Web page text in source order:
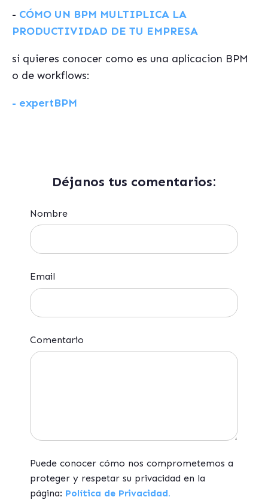
- CÓMO UN BPM MULTIPLICA LA
PRODUCTIVIDAD DE TU EMPRESA
si quieres conocer como es una aplicacion BPM
o de workflows:
- expertBPM
Déjanos tus comentarios:
Nombre
Email
Comentario
Puede conocer cómo nos comprometemos a
proteger y respetar su privacidad en la
página: Política de Privacidad.